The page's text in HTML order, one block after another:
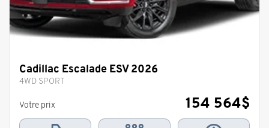
Cadillac Escalade ESV 2026
4WD SPORT
Votre prix 154 564$